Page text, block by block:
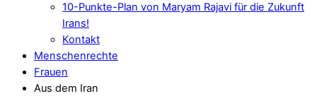
10-Punkte-Plan von Maryam Rajavi für die Zukunft
Irans!
Kontakt
Menschenrechte
Frauen
Aus dem Iran